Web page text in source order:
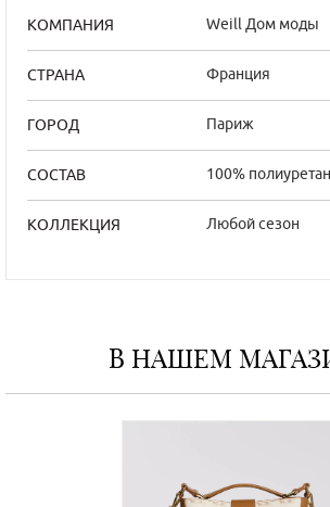
КОМПАНИЯ Weill Дом моды
СТРАНА Франция
ГОРОД Париж
СОСТАВ 100% полиуретан
КОЛЛЕКЦИЯ Любой сезон
В НАШЕМ